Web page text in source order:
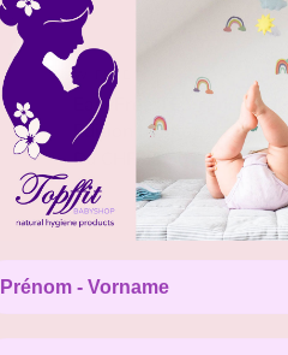
W-FREE
EasyFree TE3 couche HNI
Edition Limitée
Du CHF 35.50
- Vorname
de famille - Nachname